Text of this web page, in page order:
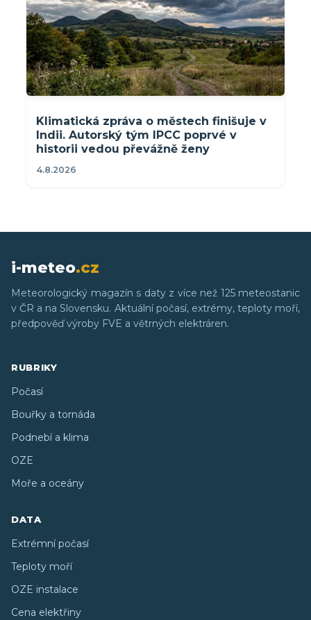
Klimatická zpráva o městech finišuje v
Indii. Autorský tým IPCC poprvé v
historii vedou převážně ženy
4.8.2026
i-meteo.cz
Meteorologický magazín s daty z více než 125 meteostanic
v ČR a na Slovensku. Aktuální počasí, extrémy, teploty moří,
předpověď výroby FVE a větrných elektráren.
RUBRIKY
Počasí
Bouřky a tornáda
Podnebí a klima
OZE
Moře a oceány
DATA
Extrémní počasí
Teploty moří
OZE instalace
Cena elektřiny